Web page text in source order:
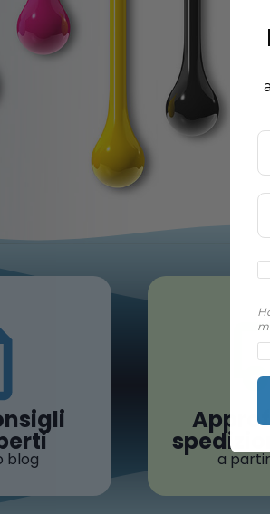
blog a